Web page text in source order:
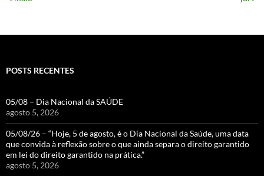
POSTS RECENTES
05/08 – Dia Nacional da SAÚDE
agosto 5, 2026
05/08/26 – “Hoje, 5 de agosto, é o Dia Nacional da Saúde, uma data
que convida à reflexão sobre o que ainda separa o direito garantido
em lei do direito garantido na prática.”
agosto 5, 2026